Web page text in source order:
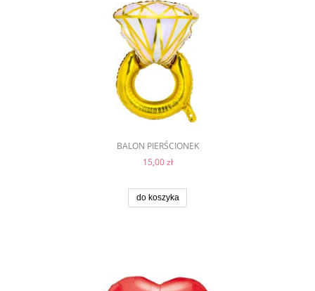
BALON PIERŚCIONEK
15,00 zł
do koszyka